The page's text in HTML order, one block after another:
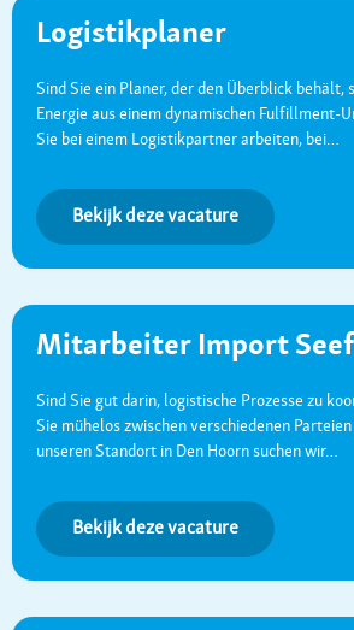
Logistikplaner
Sind Sie ein Planer, der den Überblick behält,
Energie aus einem dynamischen Fulfillment-
Sie bei einem Logistikpartner arbeiten, bei…
Bekijk deze vacature
Mitarbeiter Import
Sind Sie gut darin, logistische Prozesse zu
Sie mühelos zwischen verschiedenen
unseren Standort in Den Hoorn suchen wir…
Bekijk deze vacature